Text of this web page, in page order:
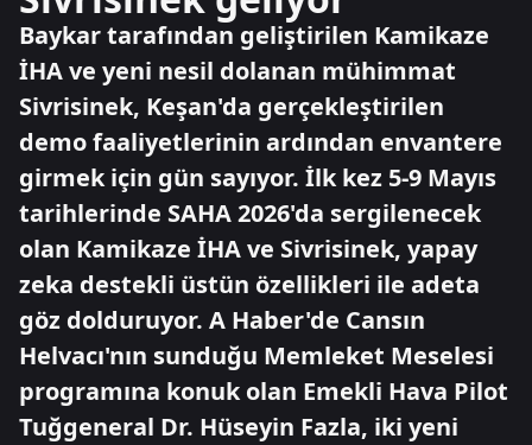
Baykar tarafından geliştirilen Kamikaze
İHA ve yeni nesil dolanan mühimmat
Sivrisinek, Keşan'da gerçekleştirilen
demo faaliyetlerinin ardından envantere
girmek için gün sayıyor. İlk kez 5-9 Mayıs
tarihlerinde SAHA 2026'da sergilenecek
olan Kamikaze İHA ve Sivrisinek, yapay
zeka destekli üstün özellikleri ile adeta
göz dolduruyor. A Haber'de Cansın
Helvacı'nın sunduğu Memleket Meselesi
programına konuk olan Emekli Hava Pilot
Tuğgeneral Dr. Hüseyin Fazla, iki yeni